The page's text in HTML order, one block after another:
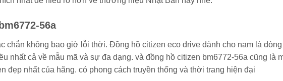
56a
chắn không bao giờ lỗi thời. Đồng hồ citizen eco drive dành cho nam là dòng
nhất cả về mẫu mã và sự đa dạng. và đồng hồ citizen bm6772-56a cũng là
đẹp nhất của hãng. có phong cách truyền thống và thời trang hiện đại